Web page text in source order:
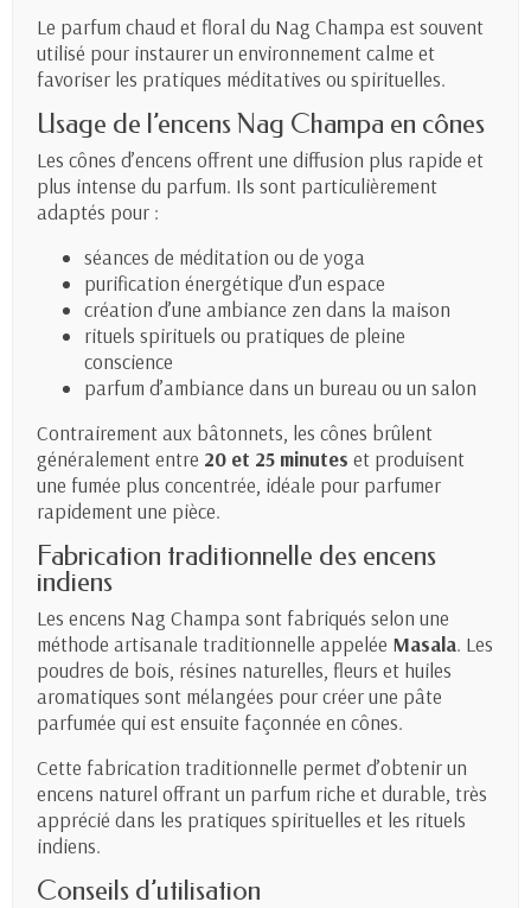
Le parfum chaud et floral du Nag Champa est souvent
utilisé pour instaurer un environnement calme et
favoriser les pratiques méditatives ou spirituelles.
Usage de l’encens Nag Champa en cônes
Les cônes d’encens offrent une diffusion plus rapide et
plus intense du parfum. Ils sont particulièrement
adaptés pour :
séances de méditation ou de yoga
purification énergétique d’un espace
création d’une ambiance zen dans la maison
rituels spirituels ou pratiques de pleine
conscience
parfum d’ambiance dans un bureau ou un salon
Contrairement aux bâtonnets, les cônes brûlent
généralement entre 20 et 25 minutes et produisent
une fumée plus concentrée, idéale pour parfumer
rapidement une pièce.
Fabrication traditionnelle des encens
indiens
Les encens Nag Champa sont fabriqués selon une
méthode artisanale traditionnelle appelée Masala. Les
poudres de bois, résines naturelles, fleurs et huiles
aromatiques sont mélangées pour créer une pâte
parfumée qui est ensuite façonnée en cônes.
Cette fabrication traditionnelle permet d’obtenir un
encens naturel offrant un parfum riche et durable, très
apprécié dans les pratiques spirituelles et les rituels
indiens.
Conseils d’utilisation